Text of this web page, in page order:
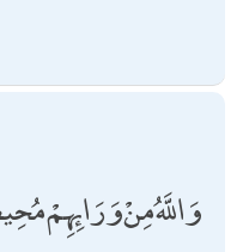
وَاللَّهُ مِنْ وَرَائِهِمْ